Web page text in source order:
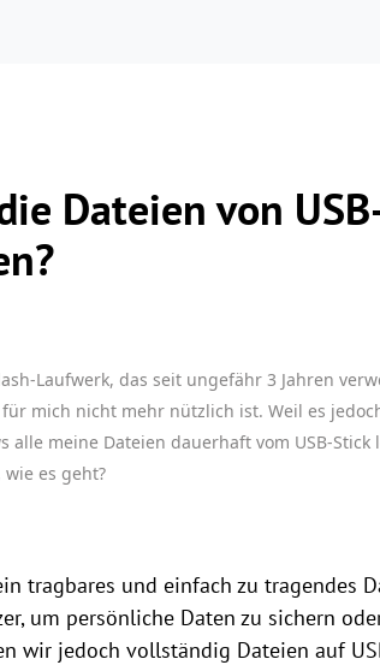
Dateien von
Laufwerk, das seit ungefähr 3 Jahren
mich nicht mehr nützlich ist. Weil es
alle meine Dateien dauerhaft vom USB-
es geht?
tragbares und einfach zu tragendes
um persönliche Daten zu sichern
wir jedoch vollständig Dateien auf